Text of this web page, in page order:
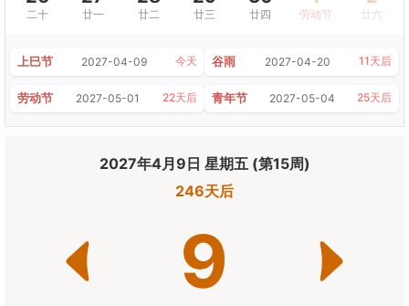
二十 廿一 廿二 廿三 廿四 劳动节 廿六
上巳节 2027-04-09 今天 谷雨 2027-04-20 11天后
劳动节 2027-05-01 22天后 青年节 2027-05-04 25天后
2027年4月9日 星期五 (第15周)
246天后
9